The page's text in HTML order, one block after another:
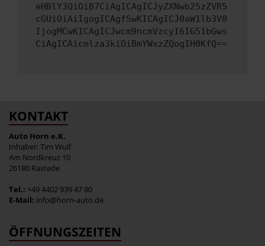
eHBlY3QiOiB7CiAgICAgICJyZXNwb25zZVR5
cGUiOiAiIgogICAgfSwKICAgICJ0aW1lb3V0
IjogMCwKICAgICJwcm9ncmVzcyI6IG51bGws
CiAgICAicmlza3kiOiBmYWxzZQogIH0KfQ==
KONTAKT
Auto Horn e.K.
Inhaber: Tim Wulf
Am Nordkreuz 10
26180 Rastede
Tel.: +49 4402 939 47 80
E-Mail: info@horn-auto.de
ÖFFNUNGSZEITEN